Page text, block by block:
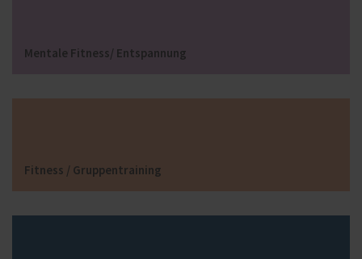
Mentale Fitness/ Entspannung
Fitness / Gruppentraining